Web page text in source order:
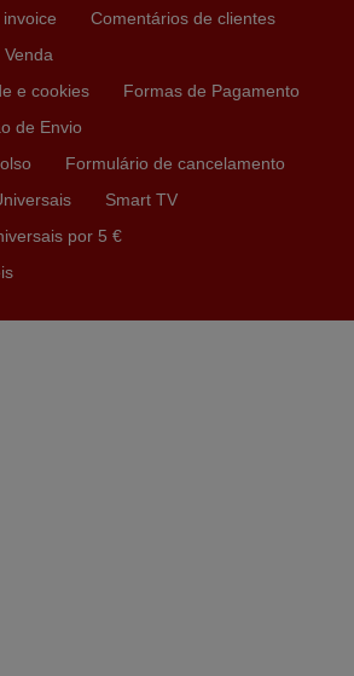
bem embalado mas não é de
muito!!
Rudinery,
Comentários de clientes
e cookies
Formas de Pagamento
de Envio
Formulário de cancelamento
Smart TV
por 5 €